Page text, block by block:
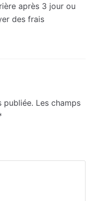
après 3 jour ou
des frais
publiée. Les champs